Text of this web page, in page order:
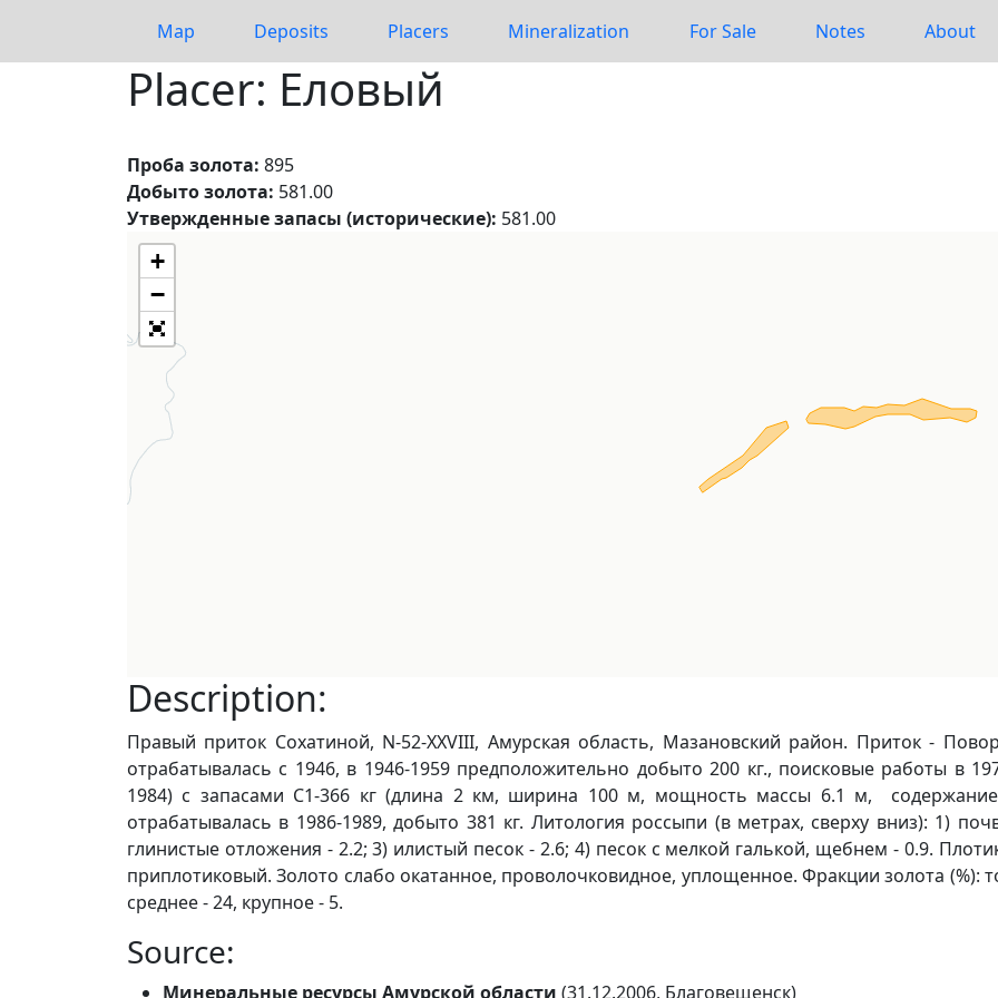
Map Deposits Placers Mineralization For Sale Notes About
Placer: Еловый
Проба золота: 895
Добыто золота: 581.00
Утвержденные запасы (исторические): 581.00
+
−
Description:
Правый приток Сохатиной, N-52-XXVIII, Амурская область, Мазановский район. Приток -
отрабатывалась с 1946, в 1946-1959 предположительно добыто 200 кг., поисковые работы в
1984) с запасами С1-366 кг (длина 2 км, ширина 100 м, мощность массы 6.1 м,
отрабатывалась в 1986-1989, добыто 381 кг. Литология россыпи (в метрах, сверху вниз): 1)
глинистые отложения - 2.2; 3) илистый песок - 2.6; 4) песок с мелкой галькой, щебнем - 0.9.
приплотиковый. Золото слабо окатанное, проволочковидное, уплощенное. Фракции золота (%):
среднее - 24, крупное - 5.
Source:
Минеральные ресурсы Амурской области (31.12.2006, Благовещенск)